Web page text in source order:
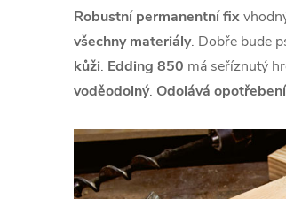
Robustní permanentní fix
všechny materiály. Dobře bude
kůži. Edding 850 má seříznutý
voděodolný. Odolává opotřebení